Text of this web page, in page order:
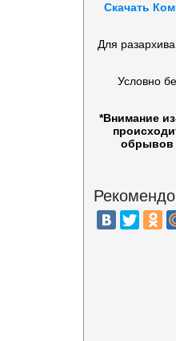
Скачать
Для
Условно
*Внимание
обрывов